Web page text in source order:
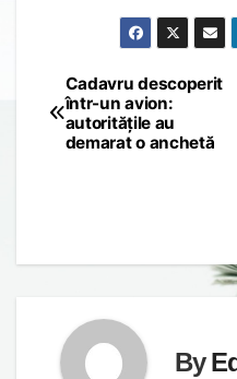
Post
navigation
Cadavru descoperit
într-un avion:
autoritățile au
demarat o anchetă
By